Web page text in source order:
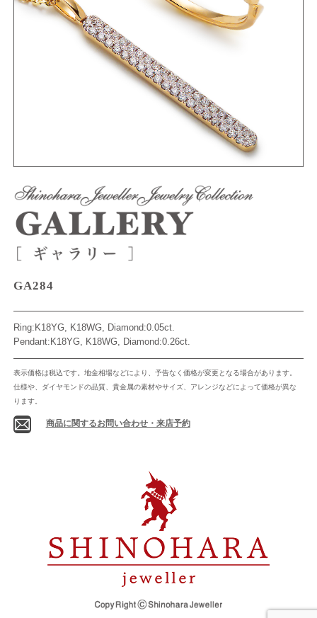
GA284
Ring:K18YG, K18WG, Diamond:0.05ct.
Pendant:K18YG, K18WG, Diamond:0.26ct.
表示価格は税込です。地金相場などにより、予告なく価格が変更となる場合があります。
仕様や、ダイヤモンドの品質、貴金属の素材やサイズ、アレンジなどによって価格が異な
ります。
商品に関するお問い合わせ・来店予約